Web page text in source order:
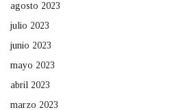
agosto 2023
julio 2023
junio 2023
mayo 2023
abril 2023
marzo 2023